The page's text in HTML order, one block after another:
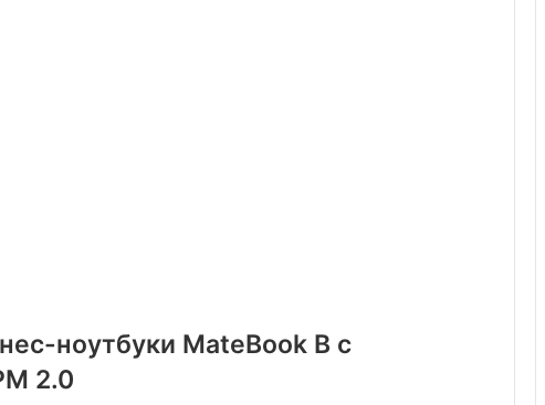
ноутбуки MateBook B с
2.0